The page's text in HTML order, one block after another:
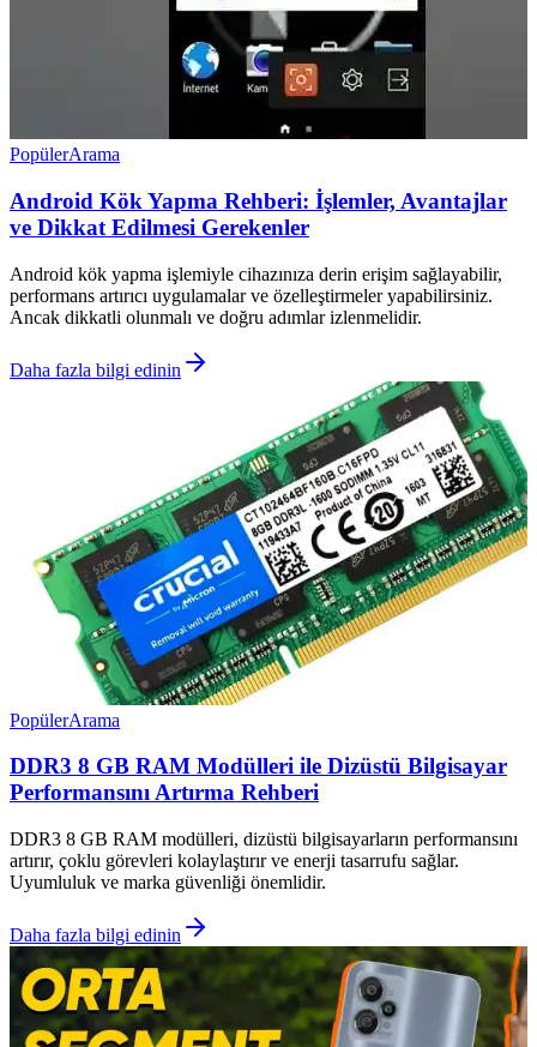
PopülerArama
Android Kök Yapma Rehberi: İşlemler, Avantajlar
ve Dikkat Edilmesi Gerekenler
Android kök yapma işlemiyle cihazınıza derin erişim sağlayabilir,
performans artırıcı uygulamalar ve özelleştirmeler yapabilirsiniz.
Ancak dikkatli olunmalı ve doğru adımlar izlenmelidir.
Daha fazla bilgi edinin
PopülerArama
DDR3 8 GB RAM Modülleri ile Dizüstü Bilgisayar
Performansını Artırma Rehberi
DDR3 8 GB RAM modülleri, dizüstü bilgisayarların performansını
artırır, çoklu görevleri kolaylaştırır ve enerji tasarrufu sağlar.
Uyumluluk ve marka güvenliği önemlidir.
Daha fazla bilgi edinin